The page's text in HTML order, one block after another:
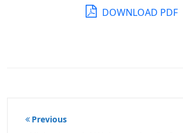
DOWNLOAD PDF
Beitragsnavigation
Previous